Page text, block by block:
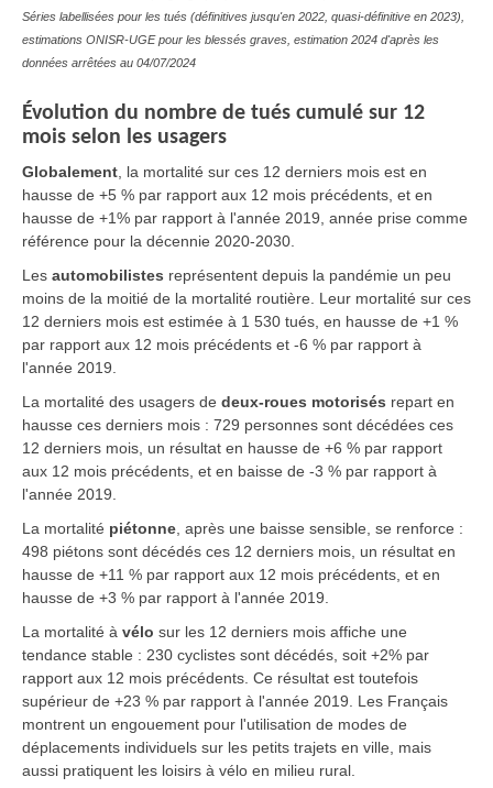
Séries labellisées pour les tués (définitives jusqu'en 2022, quasi-définitive en 2023),
estimations ONISR-UGE pour les blessés graves, estimation 2024 d'après les
données arrêtées au 04/07/2024
Évolution du nombre de tués cumulé sur 12
mois selon les usagers
Globalement , la mortalité sur ces 12 derniers mois est en
hausse de +5 % par rapport aux 12 mois précédents, et en
hausse de +1% par rapport à l'année 2019, année prise comme
référence pour la décennie 2020-2030.
Les automobilistes représentent depuis la pandémie un peu
moins de la moitié de la mortalité routière. Leur mortalité sur ces
12 derniers mois est estimée à 1 530 tués, en hausse de +1 %
par rapport aux 12 mois précédents et -6 % par rapport à
l'année 2019.
La mortalité des usagers de deux-roues motorisés repart en
hausse ces derniers mois : 729 personnes sont décédées ces
12 derniers mois, un résultat en hausse de +6 % par rapport
aux 12 mois précédents, et en baisse de -3 % par rapport à
l'année 2019.
La mortalité piétonne après une baisse sensible, se renforce :
498 piétons sont décédés ces 12 derniers mois, un résultat en
hausse de +11 % par rapport aux 12 mois précédents, et en
hausse de +3 % par rapport à l'année 2019.
La mortalité à vélo sur les 12 derniers mois affiche une
tendance stable : 230 cyclistes sont décédés, soit +2% par
rapport aux 12 mois précédents. Ce résultat est toutefois
supérieur de +23 % par rapport à l'année 2019. Les Français
montrent un engouement pour l'utilisation de modes de
déplacements individuels sur les petits trajets en ville, mais
aussi pratiquent les loisirs à vélo en milieu rural.